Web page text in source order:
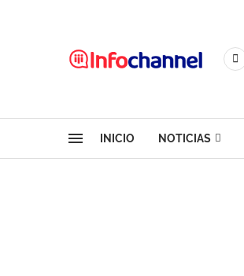
INICIO NOTICIAS